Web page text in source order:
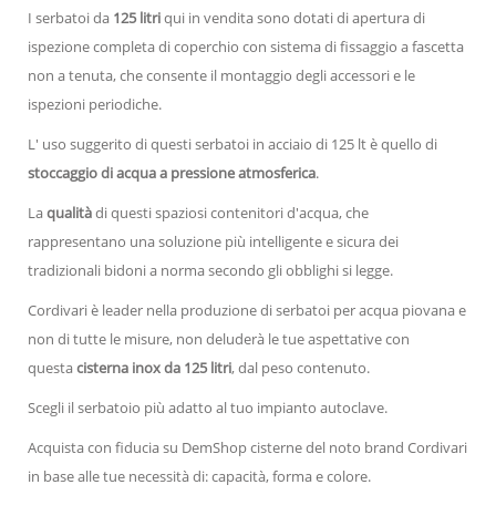
I serbatoi da 125 litriqui in vendita sono dotati di apertura di
ispezione completa di coperchio con sistema di fissaggio a fascetta
non a tenuta, che consente il montaggio degli accessori e le
ispezioni periodiche.
L' uso suggerito di questi serbatoi in acciaio di 125 lt è quello di
stoccaggio di acqua a pressione atmosferica.
Laqualitàdi questi spaziosi contenitori d'acqua, che
rappresentano una soluzione più intelligente e sicura dei
tradizionali bidoni a norma secondo gli obblighi si legge.
Cordivari è leader nella produzione di serbatoi per acqua piovana e
non di tutte le misure, non deluderà le tue aspettative con
questacisterna inox da 125 litri, dal peso contenuto.
Scegli il serbatoio più adatto al tuo impianto autoclave.
Acquista con fiducia su DemShop cisterne del noto brand Cordivari
in base alle tue necessità di: capacità, forma e colore.